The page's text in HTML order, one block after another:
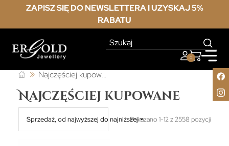
ZAPISZ SIĘ DO NEWSLETTERA I UZYSKAJ 5%
RABATU
0
Najczęściej kupowane
Najczęściej kupowane
Sprzedaż, od najwyższej do najniższejPokazano 1-12 z 2558 pozycji